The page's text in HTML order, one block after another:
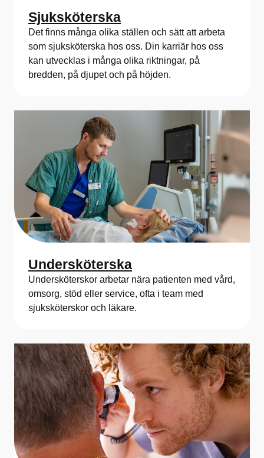
Sjuksköterska
Det finns många olika ställen och sätt att arbeta
som sjuksköterska hos oss. Din karriär hos oss
kan utvecklas i många olika riktningar, på
bredden, på djupet och på höjden.
Undersköterska
Undersköterskor arbetar nära patienten med vård,
omsorg, stöd eller service, ofta i team med
sjuksköterskor och läkare.